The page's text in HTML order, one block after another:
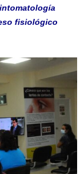
fisiológico